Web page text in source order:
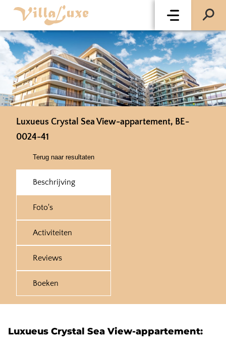
Luxueus Crystal Sea View-appartement, BE-
0024-41
Terug naar resultaten
Beschrijving
Foto's
Activiteiten
Reviews
Boeken
Luxueus Crystal Sea View-appartement: